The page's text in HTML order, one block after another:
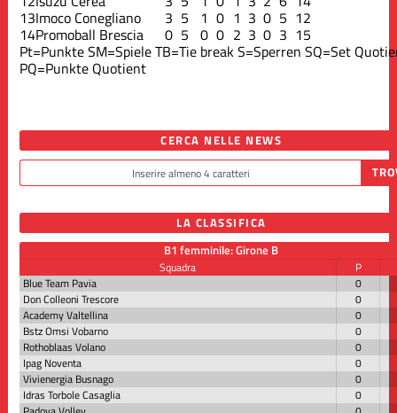
13Imoco Conegliano 3 5 1 0 1 3 0 5 12
14Promoball Brescia 0 5 0 0 2 3 0 3 15
Pt=PunkteSM=SpieleTB=Tie breakS=Sperren SQ=Set
PQ=Punkte Quotient
CERCA NELLE NEWS
LA CLASSIFICA
B1 femminile: Girone B
Squadra
P
Blue Team Pavia
0
Don Colleoni Trescore
0
Academy Valtellina
0
Bstz Omsi Vobarno
0
Rothoblaas Volano
0
Ipag Noventa
0
Vivienergia Busnago
0
Idras Torbole Casaglia
0